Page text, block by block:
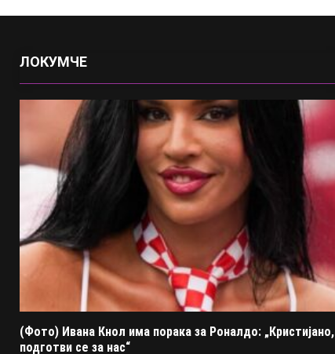
ЛОКУМЧЕ
(Фото) Ивана Кнол има порака за Роналдо: „Кристијано,
подготви се за нас“